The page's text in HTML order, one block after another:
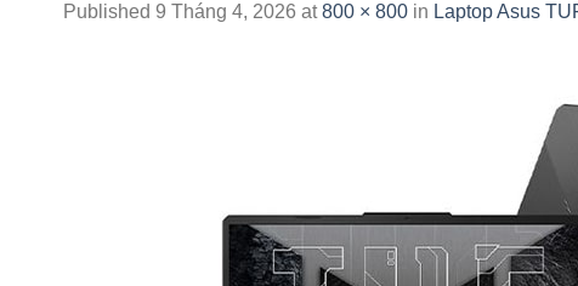
Published 9 Tháng 4, 2026 at800 × 800 in Laptop Asus